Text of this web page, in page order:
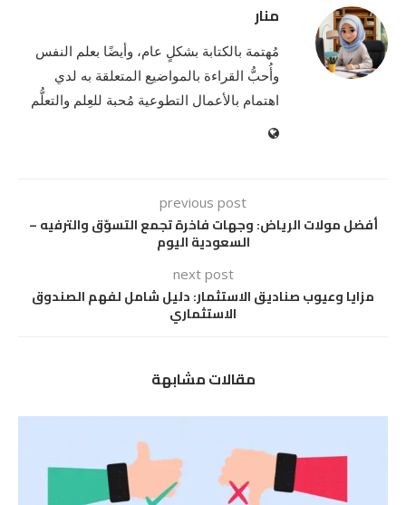
منار
مُهتمة بالكتابة بشكلٍ عام، وأيضًا بعلم النفس
وأُحبُّ القراءة بالمواضيع المتعلقة به لدي
اهتمام بالأعمال التطوعية مُحبة للعِلم والتعلُّم
previous post
أفضل مولات الرياض: وجهات فاخرة تجمع التسوّق والترفيه –
السعودية اليوم
next post
مزايا وعيوب صناديق الاستثمار: دليل شامل لفهم الصندوق
الاستثماري
مقالات مشابهة